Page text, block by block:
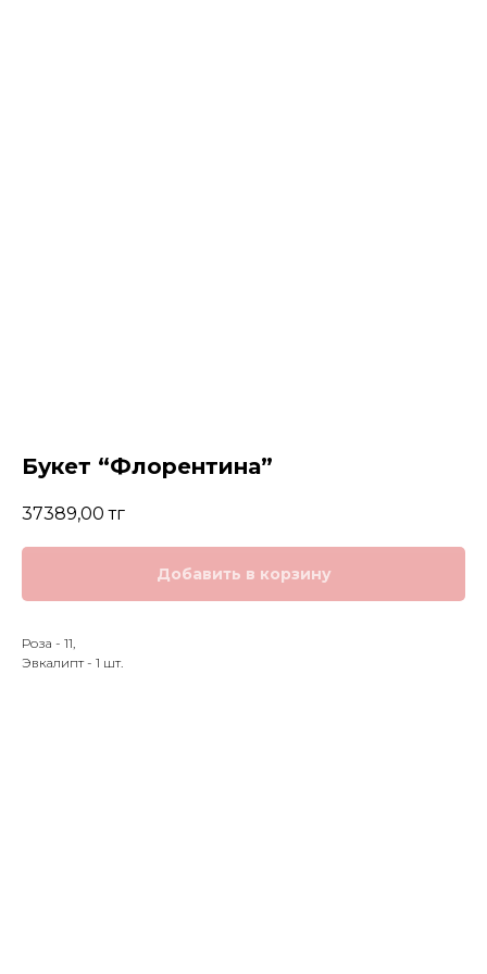
Букет “Флорентина”
37389,00 тг
Добавить в корзину
Роза - 11,
Эвкалипт - 1 шт.